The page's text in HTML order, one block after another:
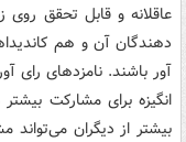
عاقلانه و قابل تحقق روی
دهندگان آن و هم
آور باشند. نامزدهای رای
انگیزه برای مشارکت
بیشتر از دیگران